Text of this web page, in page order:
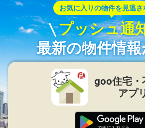
お気に入りの物件を見逃さ
プッシュ通
最新の物件情
goo住宅・
アプ